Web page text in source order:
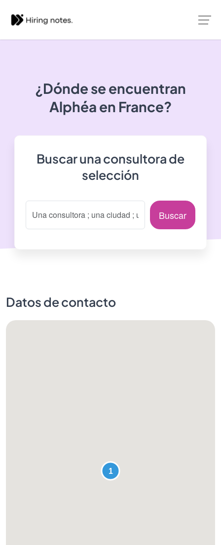
¿Dónde se encuentran
Alphéa en France?
Buscar una consultora de
selección
Buscar
Datos de contacto